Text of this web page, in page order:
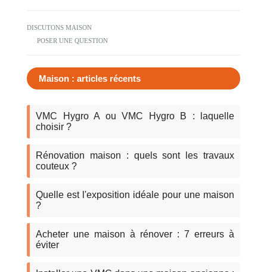
DISCUTONS MAISON
POSER UNE QUESTION
Maison : articles récents
VMC Hygro A ou VMC Hygro B : laquelle
choisir ?
Rénovation maison : quels sont les travaux
couteux ?
Quelle est l'exposition idéale pour une maison
?
Acheter une maison à rénover : 7 erreurs à
éviter